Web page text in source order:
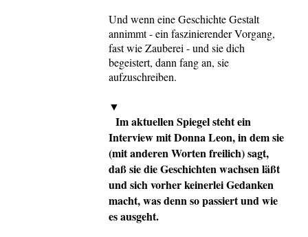
Und wenn eine Geschichte Gestalt
annimmt - ein faszinierender Vorgang,
fast wie Zauberei - und sie dich
begeistert, dann fang an, sie
aufzuschreiben.
▼
Im aktuellen Spiegel steht ein
Interview mit Donna Leon, in dem sie
(mit anderen Worten freilich) sagt,
daß sie die Geschichten wachsen läßt
und sich vorher keinerlei Gedanken
macht, was denn so passiert und wie
es ausgeht.